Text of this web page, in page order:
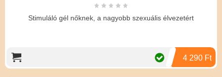
Stimuláló gél nőknek, a nagyobb szexuális élvezetért
4 290 Ft